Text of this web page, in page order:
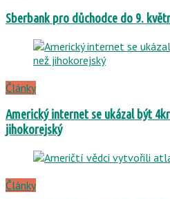
Sberbank pro důchodce do 9.
Články
Americký internet se ukázal být
jihokorejský
Články